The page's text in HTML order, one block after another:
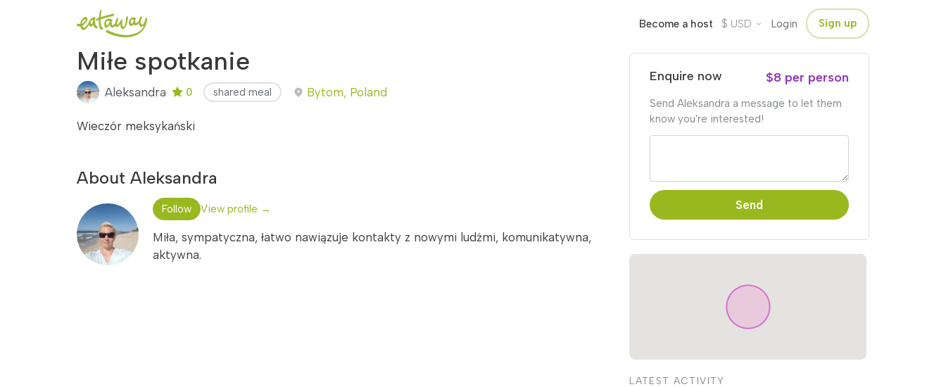
Become a host $ USD Login Sign up
Miłe spotkanie
Aleksandra 0 shared meal Bytom, Poland
Wieczór meksykański
About Aleksandra
Follow View profile →
Miła, sympatyczna, łatwo nawiązuje kontakty z nowymi ludźmi, komunikatywna,
aktywna.
Enquire now $8 per person
Send Aleksandra a message to let them
know you're interested!
Send
LATEST ACTIVITY